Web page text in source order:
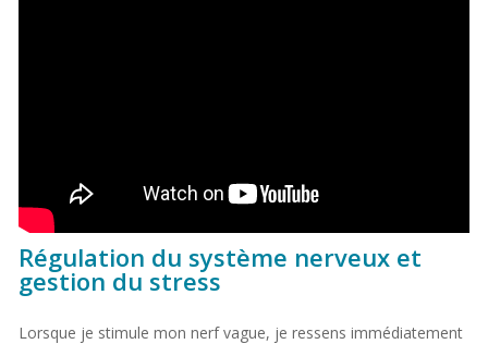
Régulation du système nerveux et
gestion du stress
Lorsque je stimule mon nerf vague, je ressens immédiatement